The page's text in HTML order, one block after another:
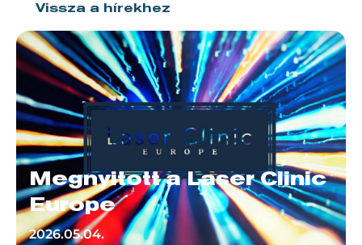
Vissza a hírekhez
Megnyitott a Laser Clinic
Europe
2026.05.04.